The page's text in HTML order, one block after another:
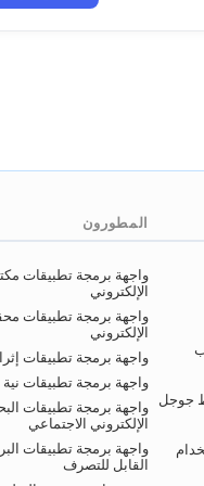
جوجل
المطورون
واجهة برمجة تطبيقات
الإلكتروني
واجهة برمجة تطبيقات
الإلكتروني
واجهة برمجة تطبيقات
واجهة برمجة تطبيقات نية
واجهة برمجة تطبيقات
الإلكتروني الاجتماعي
واجهة برمجة تطبيقات
القابل للتصرف